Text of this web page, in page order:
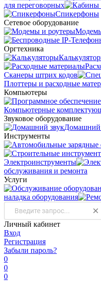
для переговорных
Спикерфоны
Сетевое оборудование
Оргтехника
Сканеры штрих кодов
Плоттеры и расходные
Компьютеры
Компьютерные
Звуковое оборудование
Домашний
Инструменты
Электроинструменты
обслуживания и ремонта
Услуги
наладка оборудования
Личный кабинет
Вход
Регистрация
Забыли пароль?
0
0
0